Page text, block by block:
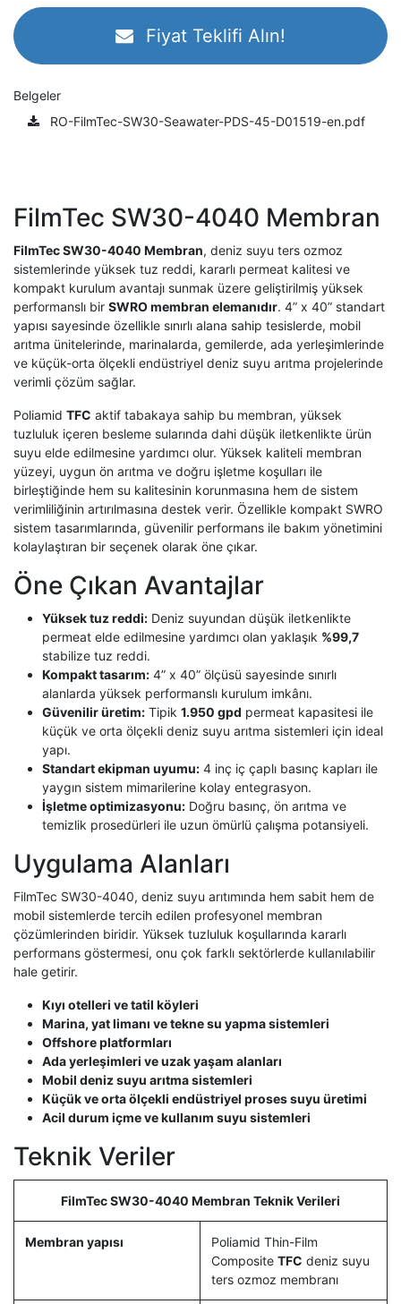
Fiyat Teklifi Alın!
Belgeler
RO-FilmTec-SW30-Seawater-PDS-45-D01519-en.pdf
FilmTec SW30-4040 Membran
FilmTec SW30-4040 Membran, deniz suyu ters ozmoz
sistemlerinde yüksek tuz reddi, kararlı permeat kalitesi ve
kompakt kurulum avantajı sunmak üzere geliştirilmiş yüksek
performanslı bir SWRO membran elemanıdır. 4” x 40” standart
yapısı sayesinde özellikle sınırlı alana sahip tesislerde, mobil
arıtma ünitelerinde, marinalarda, gemilerde, ada yerleşimlerinde
ve küçük-orta ölçekli endüstriyel deniz suyu arıtma projelerinde
verimli çözüm sağlar.
Poliamid TFC aktif tabakaya sahip bu membran, yüksek
tuzluluk içeren besleme sularında dahi düşük iletkenlikte ürün
suyu elde edilmesine yardımcı olur. Yüksek kaliteli membran
yüzeyi, uygun ön arıtma ve doğru işletme koşulları ile
birleştiğinde hem su kalitesinin korunmasına hem de sistem
verimliliğinin artırılmasına destek verir. Özellikle kompakt SWRO
sistem tasarımlarında, güvenilir performans ile bakım yönetimini
kolaylaştıran bir seçenek olarak öne çıkar.
Öne Çıkan Avantajlar
Yüksek tuz reddi: Deniz suyundan düşük iletkenlikte
permeat elde edilmesine yardımcı olan yaklaşık %99,7
stabilize tuz reddi.
Kompakt tasarım: 4” x 40” ölçüsü sayesinde sınırlı
alanlarda yüksek performanslı kurulum imkânı.
Güvenilir üretim: Tipik 1.950 gpd permeat kapasitesi ile
küçük ve orta ölçekli deniz suyu arıtma sistemleri için ideal
yapı.
Standart ekipman uyumu: 4 inç iç çaplı basınç kapları ile
yaygın sistem mimarilerine kolay entegrasyon.
İşletme optimizasyonu: Doğru basınç, ön arıtma ve
temizlik prosedürleri ile uzun ömürlü çalışma potansiyeli.
Uygulama Alanları
FilmTec SW30-4040, deniz suyu arıtımında hem sabit hem de
mobil sistemlerde tercih edilen profesyonel membran
çözümlerinden biridir. Yüksek tuzluluk koşullarında kararlı
performans göstermesi, onu çok farklı sektörlerde kullanılabilir
hale getirir.
Kıyı otelleri ve tatil köyleri
Marina, yat limanı ve tekne su yapma sistemleri
Offshore platformları
Ada yerleşimleri ve uzak yaşam alanları
Mobil deniz suyu arıtma sistemleri
Küçük ve orta ölçekli endüstriyel proses suyu üretimi
Acil durum içme ve kullanım suyu sistemleri
Teknik Veriler
FilmTec SW30-4040 Membran Teknik Verileri
Membran yapısı
Poliamid Thin-Film
Composite TFC deniz suyu
ters ozmoz membranı